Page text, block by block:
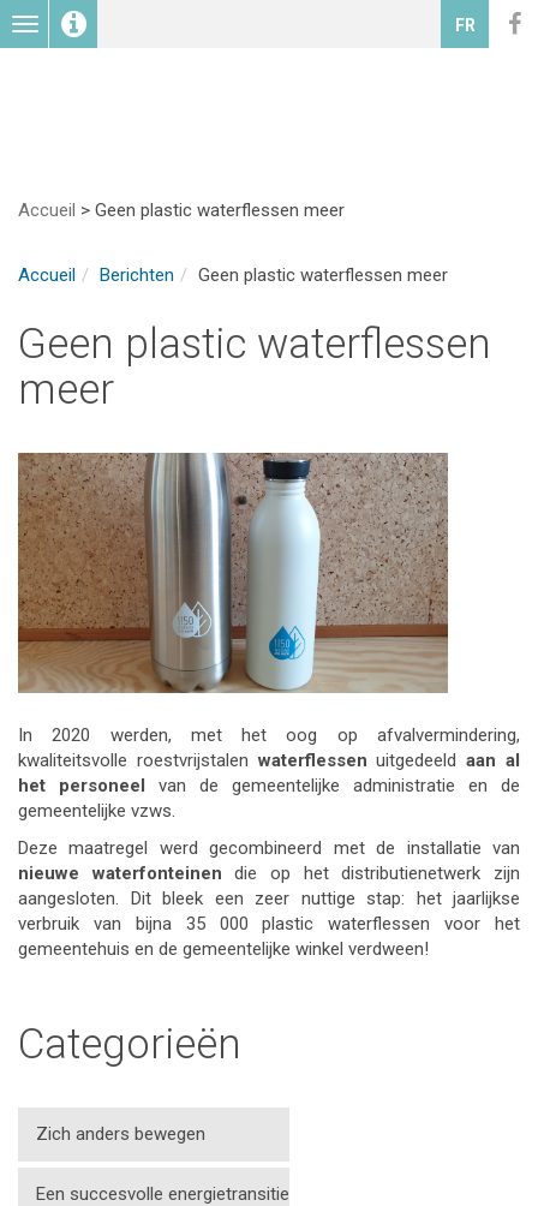
Toggle
navigation
FR
Accueil > Geen plastic waterflessen meer
Accueil Berichten Geen plastic waterflessen meer
Geen plastic waterflessen
meer
In 2020 werden, met het oog op afvalvermindering,
kwaliteitsvolle roestvrijstalenwaterflessen uitgedeeldaan al
het personeel van de gemeentelijke administratie en de
gemeentelijke vzws.
Deze maatregel werd gecombineerd met de installatie van
nieuwe waterfonteinen die op het distributienetwerk zijn
aangesloten. Dit bleek een zeer nuttige stap: het jaarlijkse
verbruik van bijna 35 000 plastic waterflessen voor het
gemeentehuis en de gemeentelijke winkel verdween!
Categorieën
Zich anders bewegen
Een succesvolle energietransitie